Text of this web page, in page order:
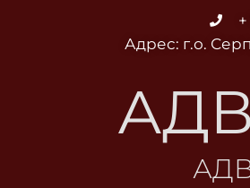
Адрес: г.о.